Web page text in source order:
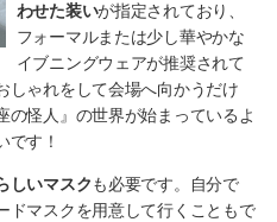
わせた装いが指定されており、
フォーマルまたは少し華やかな
イブニングウェアが推奨されて
しゃれをして会場へ向かうだけ
の怪人』の世界が始まっているよ
です！
しいマスクも必要です。自分で
ドマスクを用意して行くこともで